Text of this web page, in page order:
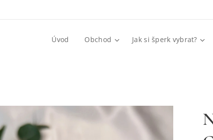
Úvod Obchod Jak si šperk vybrat?